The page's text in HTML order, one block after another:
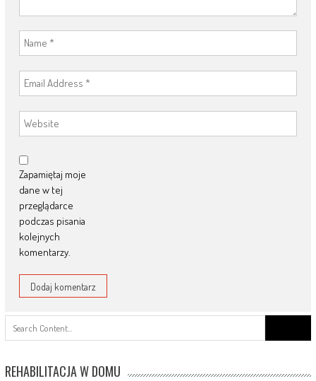
Zapamiętaj moje
dane w tej
przeglądarce
podczas pisania
kolejnych
komentarzy.
REHABILITACJA W DOMU